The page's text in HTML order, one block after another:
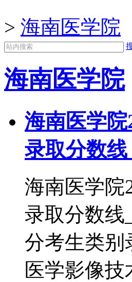
> 海南医学院
海南医学院
海南医学
录取分数
海南医学院
录取分数线
分考生类别
医学影像技